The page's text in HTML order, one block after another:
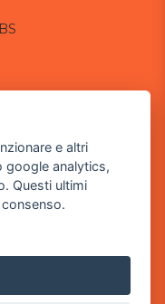
e altri
google analytics,
Questi ultimi